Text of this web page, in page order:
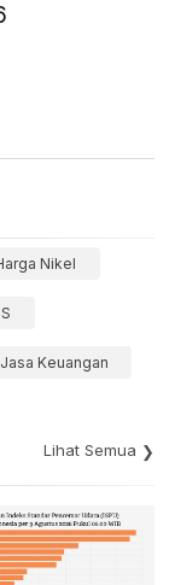
Nikel
Jasa Keuangan
Lihat Semua